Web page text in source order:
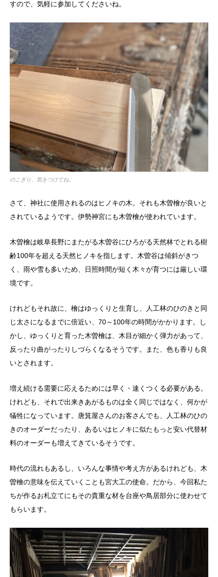
すので、気軽に参加してくださいね。
のこぎり。気をつけてね。
さて、神社に使用されるのはヒノキの木。それも木曽檜が良いと
されているようです。伊勢神宮にも木曽檜が使われています。
木曽檜は岐阜長野にまたがる木曽谷にひろがる天然林でとれる樹
齢100年を超える天然ヒノキを指します。木曽谷は傾斜がきつ
く、雨や雪も多いため、日照時間が短く木々が育つには厳しい環
境です。
けれどもそれ故に、檜はゆっくりと生育し、人工林のひのきと同
じ太さになるまでに倍近い、70～100年の時間がかかります。し
かし、ゆっくりと育った木曽檜は、木目が細かく弾力があって、
反ったり曲がったりしづらくなるそうです。また、色も香りも良
いとされます。
増え続ける需要に応えるためには早く・速くつくる必要がある。
けれども、それで出来きあがるものは全く同じではなく、何かが
犠牲になっています。唐箕屋さんのお客さんでも、人工林のひの
きのオーダーだったり、あるいはヒノキに似たもっと安い代替材
料のオーダーも増えてきているそうです。
時代の流れもあるし、いろんな事情や考え方があるけれども、木
曽檜の意味を伝えていくことも宮大工の使命。だから、今回私た
ちが作るお札立てにもその貴重な材を台座や鳥居部分に使わせて
もらいます。